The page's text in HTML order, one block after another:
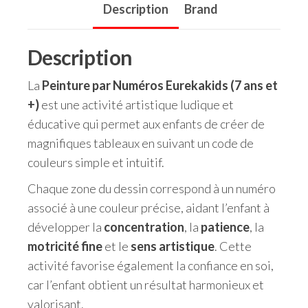
Description Brand
Description
La Peinture par Numéros Eurekakids (7 ans et
+)est une activité artistique ludique et
éducative qui permet aux enfants de créer de
magnifiques tableaux en suivant un code de
couleurs simple et intuitif.
Chaque zone du dessin correspond à un numéro
associé à une couleur précise, aidant l’enfant à
développer la concentration, la patience, la
motricité fineet le sens artistique. Cette
activité favorise également la confiance en soi,
car l’enfant obtient un résultat harmonieux et
valorisant.